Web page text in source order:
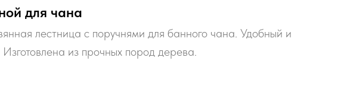
для чана
лестница с поручнями для банного чана. Удобный и
из прочных пород дерева.